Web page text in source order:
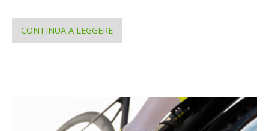
CONTINUA A LEGGERE